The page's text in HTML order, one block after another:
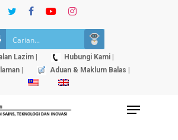
twitterfacebookyoutubeinstagram
Lazim |
Hubungi Kami |
|
Aduan & Maklum Balas |
Menu